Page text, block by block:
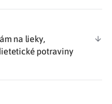
na lieky,
potraviny